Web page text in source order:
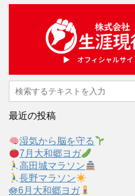
最近の投稿
湿気から脳を守る
7月大和郷ヨガ
高田城マラソン
長野マラソン
🪷6月大和郷ヨガ